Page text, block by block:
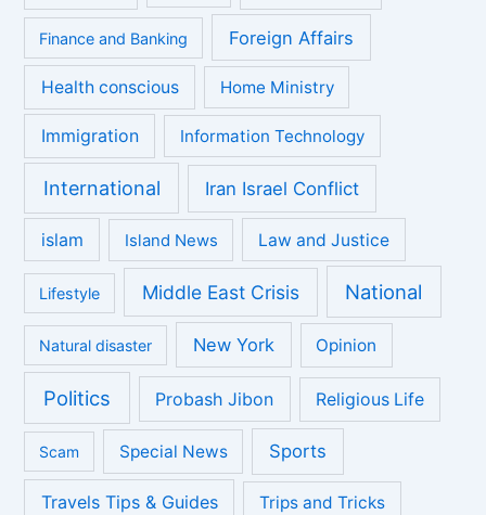
Finance and Banking Foreign Affairs
Health conscious Home Ministry
Immigration Information Technology
International Iran Israel Conflict
islam Island News Law and Justice
Lifestyle Middle East Crisis National
Natural disaster New York Opinion
Politics Probash Jibon Religious Life
Scam Special News Sports
Travels Tips & Guides Trips and Tricks